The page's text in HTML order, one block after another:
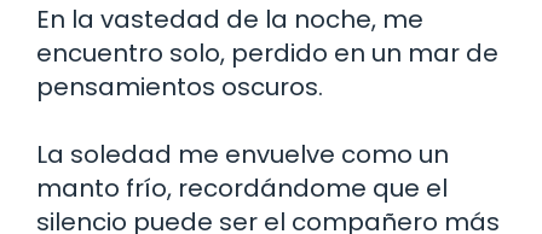
En la vastedad de la noche, me
encuentro solo, perdido en un mar de
pensamientos oscuros.
La soledad me envuelve como un
manto frío, recordándome que el
silencio puede ser el compañero más